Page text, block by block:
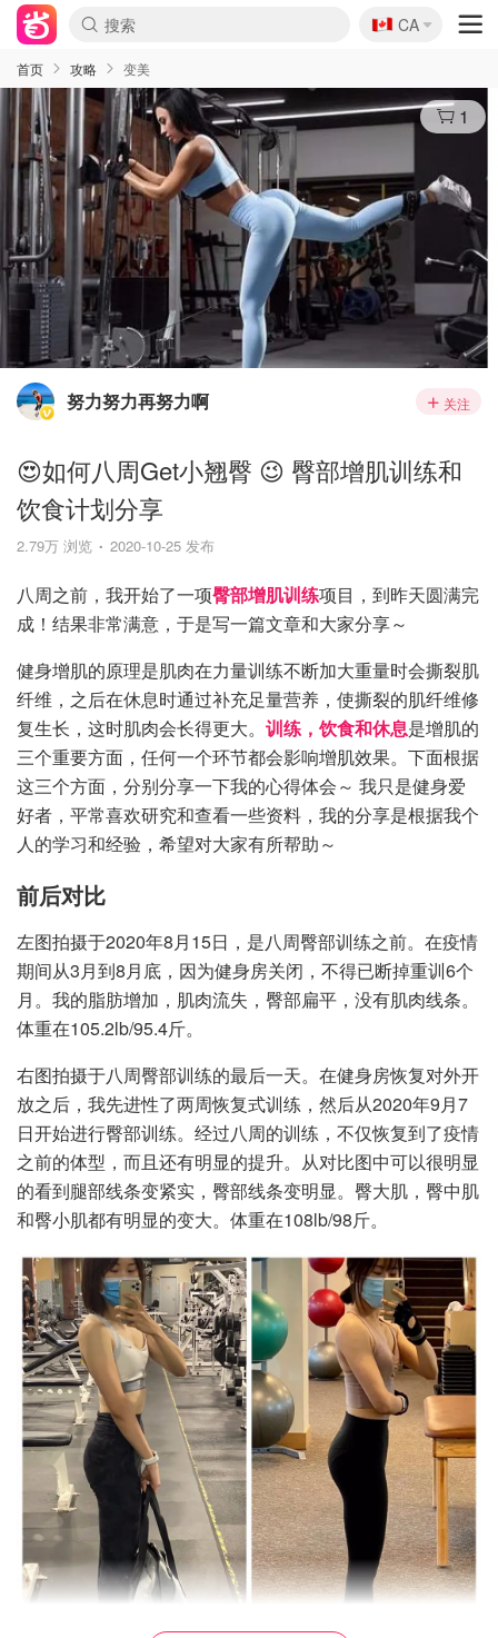
🇨🇦
CA
首页 攻略 变美
1
努力努力再努力啊 关注
😍如何八周Get小翘臀 😉 臀部增肌训练和
饮食计划分享
2.79万 浏览 2020-10-25 发布
八周之前，我开始了一项臀部增肌训练项目，到昨天圆满完
成！结果非常满意，于是写一篇文章和大家分享～
健身增肌的原理是肌肉在力量训练不断加大重量时会撕裂肌
纤维，之后在休息时通过补充足量营养，使撕裂的肌纤维修
复生长，这时肌肉会长得更大。 训练，饮食和休息是增肌的
三个重要方面，任何一个环节都会影响增肌效果。下面根据
这三个方面，分别分享一下我的心得体会～ 我只是健身爱
好者，平常喜欢研究和查看一些资料，我的分享是根据我个
人的学习和经验，希望对大家有所帮助～
前后对比
左图拍摄于2020年8月15日，是八周臀部训练之前。在疫情
期间从3月到8月底，因为健身房关闭，不得已断掉重训6个
月。我的脂肪增加，肌肉流失，臀部扁平，没有肌肉线条。
体重在105.2lb/95.4斤。
右图拍摄于八周臀部训练的最后一天。在健身房恢复对外开
放之后，我先进性了两周恢复式训练，然后从2020年9月7
日开始进行臀部训练。经过八周的训练，不仅恢复到了疫情
之前的体型，而且还有明显的提升。从对比图中可以很明显
的看到腿部线条变紧实，臀部线条变明显。臀大肌，臀中肌
和臀小肌都有明显的变大。体重在108lb/98斤。